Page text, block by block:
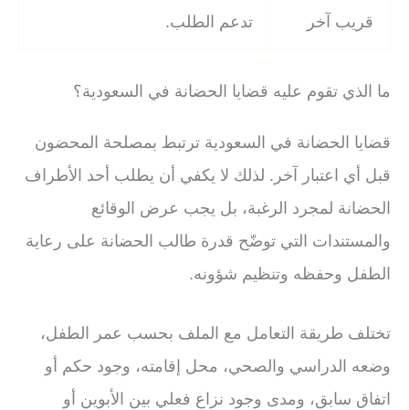
قريب آخر
تدعم الطلب.
ما الذي تقوم عليه قضايا الحضانة في السعودية؟
قضايا الحضانة في السعودية ترتبط بمصلحة المحضون
قبل أي اعتبار آخر. لذلك لا يكفي أن يطلب أحد الأطراف
الحضانة لمجرد الرغبة، بل يجب عرض الوقائع
والمستندات التي توضّح قدرة طالب الحضانة على رعاية
الطفل وحفظه وتنظيم شؤونه.
تختلف طريقة التعامل مع الملف بحسب عمر الطفل،
وضعه الدراسي والصحي، محل إقامته، وجود حكم أو
اتفاق سابق، ومدى وجود نزاع فعلي بين الأبوين أو